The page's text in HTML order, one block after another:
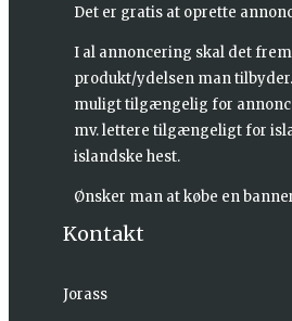
Det er gratis at oprette
I al annoncering skal det
produkt/ydelsen man
muligt tilgængelig for
mv. lettere tilgængeligt for
islandske hest.
Ønsker man at købe en
Kontakt
Jorass